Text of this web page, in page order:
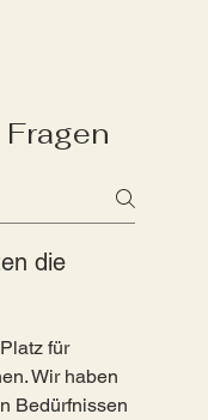
die
für
Wir haben
Bedürfnissen